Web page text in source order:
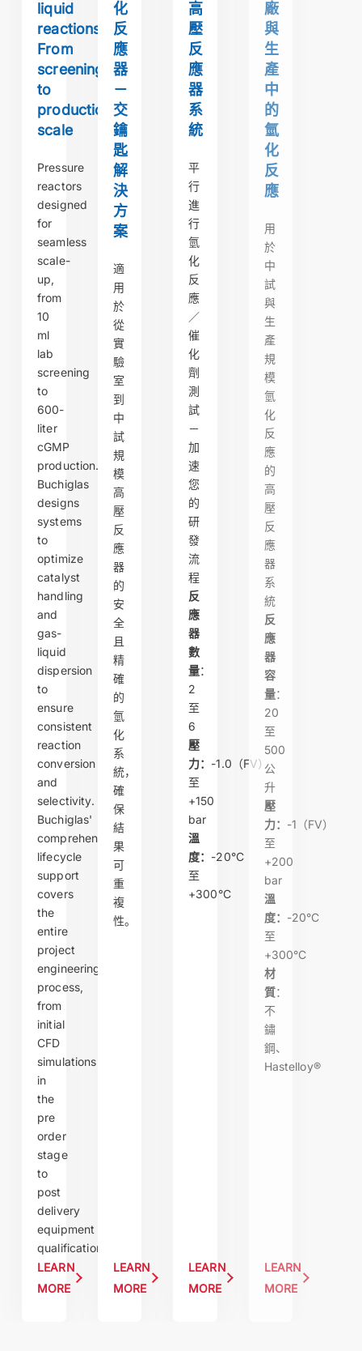
liquid
reactions:
From
screening
to
production
scale
Pressure
reactors
designed
for
seamless
scale-
up,
from
10
ml
lab
screening
to
600-
liter
cGMP
production.
Buchiglas
designs
systems
to
optimize
catalyst
handling
and
gas-
liquid
dispersion
to
ensure
consistent
reaction
conversion
and
selectivity.
Buchiglas'
comprehensive
lifecycle
support
covers
the
entire
project
engineering
process,
from
initial
CFD
simulations
in
the
pre
order
stage
to
post
delivery
equipment
qualification.
LEARN
MORE
化
反
應
器
－
交
鑰
匙
解
決
方
案
適
用
於
從
實
驗
室
到
中
試
規
模
高
壓
反
應
器
的
安
全
且
精
確
的
氫
化
系
統，
確
保
結
果
可
重
複
性。
LEARN
MORE
高
壓
反
應
器
系
統
平
行
進
行
氫
化
反
應
／
催
化
劑
測
試
－
加
速
您
的
研
發
流
程
反
應
器
數
量：
2
至
6
壓
力： -1.0（FV）
至
+150
bar
溫
度： -20°C
至
+300°C
LEARN
MORE
廠
與
生
產
中
的
氫
化
反
應
用
於
中
試
與
生
產
規
模
氫
化
反
應
的
高
壓
反
應
器
系
統
反
應
器
容
量：
20
至
500
公
升
壓
力： -1（FV）
至
+200
bar
溫
度： -20°C
至
+300°C
材
質：
不
鏽
鋼、
Hastelloy®
LEARN
MORE